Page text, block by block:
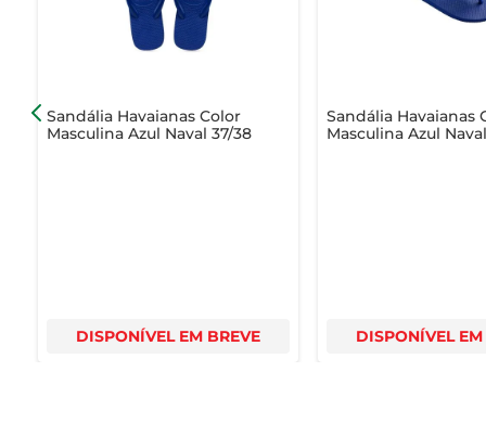
Sandália Havaianas Color
Masculina Azul Naval 37/38
DISPONÍVEL EM BREVE
Sandália Havaianas
Masculina Azul
DISPONÍVEL EM